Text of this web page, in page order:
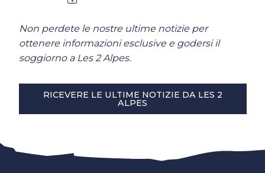
Non perdete le nostre ultime notizie per
ottenere informazioni esclusive e godersi il
soggiorno a Les 2 Alpes.
RICEVERE LE ULTIME NOTIZIE DA LES 2
ALPES